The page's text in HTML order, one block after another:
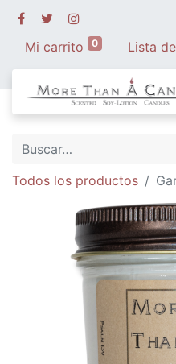
Mi carrito 0 Lista
Todos los productos